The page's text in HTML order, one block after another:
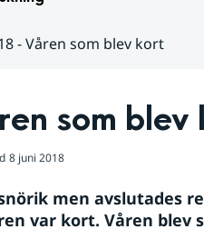
- Våren som blev kort
som blev
8 juni 2018
men avslutades
var kort. Våren blev